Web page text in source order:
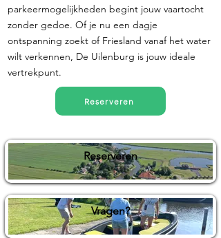
parkeermogelijkheden begint jouw vaartocht
zonder gedoe. Of je nu een dagje
ontspanning zoekt of Friesland vanaf het water
wilt verkennen, De Uilenburg is jouw ideale
vertrekpunt.
Reserveren
Reserveren
Vragen?